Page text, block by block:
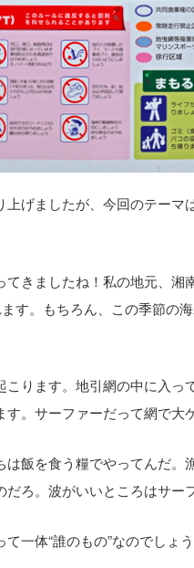
げましたが、今回のテーマ
きましたね！私の地元、
す。もちろん、この季節の
ります。地引網の中に入
。サーファーだって網で大
飯を食う糧でやってんだ
ろ。波がいいところはサー
一体“誰のもの”なのでしょ